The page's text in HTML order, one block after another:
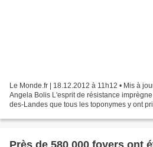
Le Monde.fr | 18.12.2012 à 11h12 • Mis à
Angela Bolis L'esprit de résistance
des-Landes que tous les toponymes y ont